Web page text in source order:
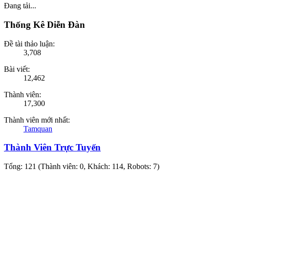
Đang tải...
Thống Kê Diễn Đàn
Đề tài thảo luận:
3,708
Bài viết:
12,462
Thành viên:
17,300
Thành viên mới nhất:
Tamquan
Thành Viên Trực Tuyến
Tổng: 121 (Thành viên: 0, Khách: 114, Robots: 7)